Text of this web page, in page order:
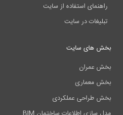
راهنمای استفاده از سایت
تبلیغات در سایت
بخش های سایت
بخش عمران
بخش معماری
بخش طراحی عملکردی